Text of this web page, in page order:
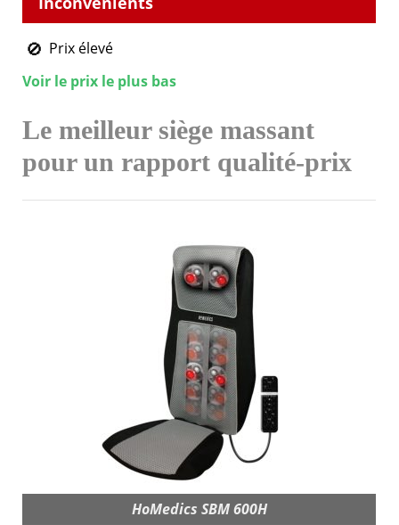
Prix élevé
Voir le prix le plus bas
Le meilleur siège massant
pour un rapport qualité-prix
HoMedics SBM 600H